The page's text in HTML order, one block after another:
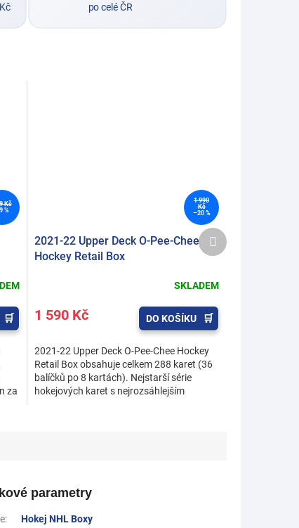
po celé ČR
Kč
%
za
1 990
Kč
–20 %
2021-22 Upper Deck O-Pee-Chee
Hockey Retail Box
SKLADEM
1 590 Kč DO KOŠÍKU
2021-22 Upper Deck O-Pee-Chee Hockey
Retail Box obsahuje celkem 288 karet (36
balíčků po 8 kartách). Nejstarší série
hokejových karet s nejrozsáhlejším
Další
produkt
parametry
:
Hokej NHL Boxy